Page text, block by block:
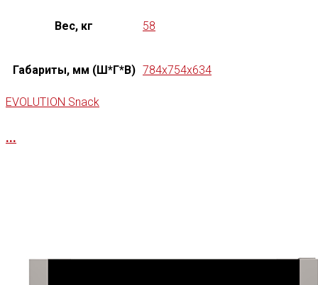
Вес, кг 58
Габариты, мм (Ш*Г*В) 784x754x634
EVOLUTION Snack
...